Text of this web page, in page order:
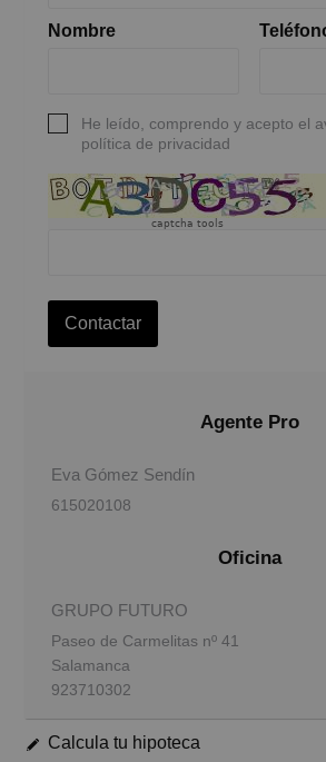
Nombre
He leído, comprendo y acepto el
política de privacidad
captcha tools
Contactar
Agente Pro
Eva Gómez Sendín
615020108
Oficina
GRUPO FUTURO
Paseo de Carmelitas nº 41
Salamanca
923710302
Calcula tu hipoteca